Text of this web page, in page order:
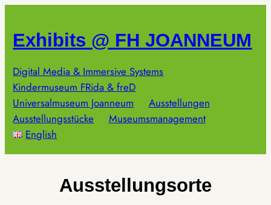
springen
Exhibits @ FH JOANNEUM
Digital Media & Immersive Systems
Kindermuseum FRida & freD
Universalmuseum Joanneum
Ausstellungen
Ausstellungsstücke
Museumsmanagement
English
Ausstellungsorte